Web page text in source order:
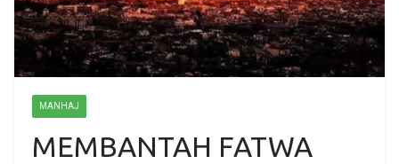
MANHAJ
MEMBANTAH FATWA